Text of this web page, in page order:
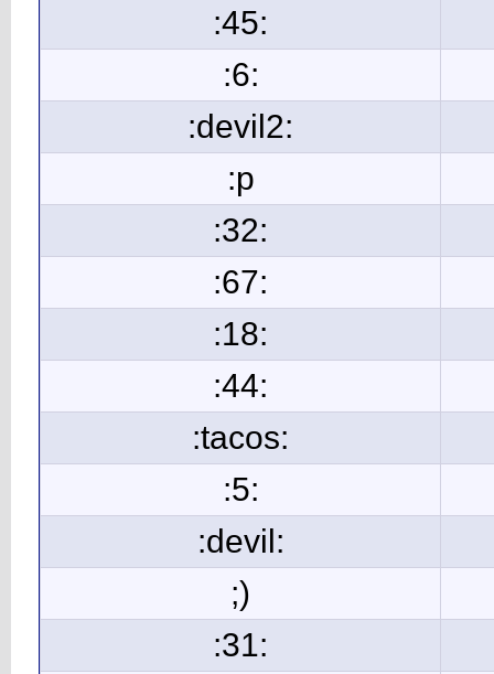
:45:
:6:
:devil2:
:p
:32:
:67:
:18:
:44:
:tacos:
:5:
:devil:
;)
:31: